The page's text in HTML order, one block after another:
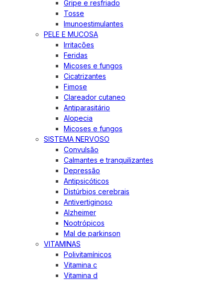
Gripe e resfriado
Tosse
Imunoestimulantes
PELE E MUCOSA
Irritações
Feridas
Micoses e fungos
Cicatrizantes
Fimose
Clareador cutaneo
Antiparasitário
Alopecia
Micoses e fungos
SISTEMA NERVOSO
Convulsão
Calmantes e tranquilizantes
Depressão
Antipsicóticos
Distúrbios cerebrais
Antivertiginoso
Alzheimer
Nootrópicos
Mal de parkinson
VITAMINAS
Polivitamínicos
Vitamina c
Vitamina d